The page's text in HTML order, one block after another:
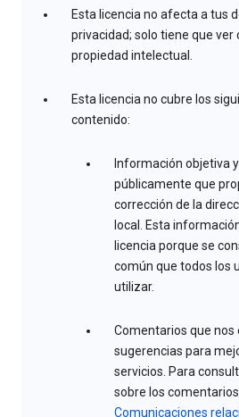
Esta licencia no afecta a tus
privacidad; solo tiene que ver
propiedad intelectual.
Esta licencia no cubre los
contenido:
Información objetiva
públicamente que
corrección de la
local. Esta
licencia porque se
común que todos los
utilizar.
Comentarios que nos
sugerencias para
servicios. Para
sobre los
Comunicaciones